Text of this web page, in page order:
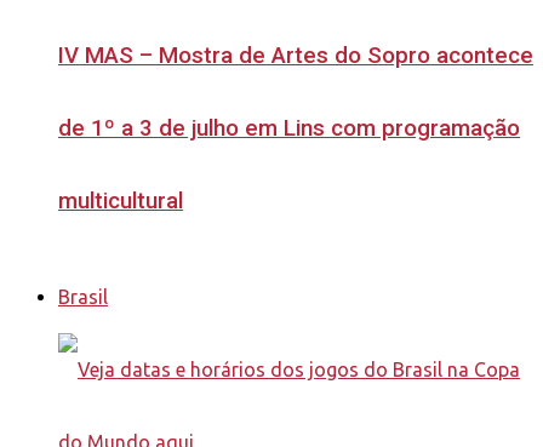
IV MAS – Mostra de Artes do Sopro acontece
de 1º a 3 de julho em Lins com programação
multicultural
Brasil